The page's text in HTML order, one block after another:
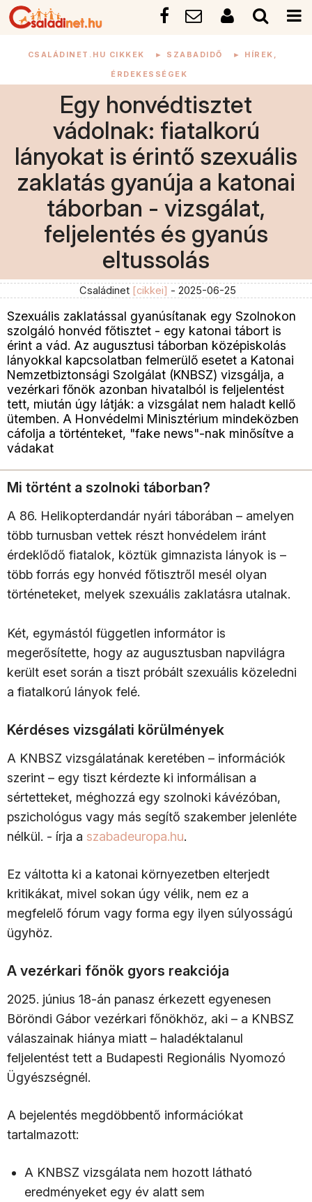
CSALÁDINET.HU CIKKEK ► SZABADIDŐ ► HÍREK,
ÉRDEKESSÉGEK
Egy honvédtisztet
vádolnak: fiatalkorú
lányokat is érintő szexuális
zaklatás gyanúja a katonai
táborban - vizsgálat,
feljelentés és gyanús
eltussolás
Családinet [cikkei] - 2025-06-25
Szexuális zaklatással gyanúsítanak egy Szolnokon
szolgáló honvéd főtisztet - egy katonai tábort is
érint a vád. Az augusztusi táborban középiskolás
lányokkal kapcsolatban felmerülő esetet a Katonai
Nemzetbiztonsági Szolgálat (KNBSZ) vizsgálja, a
vezérkari főnök azonban hivatalból is feljelentést
tett, miután úgy látják: a vizsgálat nem haladt kellő
ütemben. A Honvédelmi Minisztérium mindeközben
cáfolja a történteket, "fake news"-nak minősítve a
vádakat
Mi történt a szolnoki táborban?
A 86. Helikopterdandár nyári táborában – amelyen
több turnusban vettek részt honvédelem iránt
érdeklődő fiatalok, köztük gimnazista lányok is –
több forrás egy honvéd főtisztről mesél olyan
történeteket, melyek szexuális zaklatásra utalnak.
Két, egymástól független informátor is
megerősítette, hogy az augusztusban napvilágra
került eset során a tiszt próbált szexuális közeledni
a fiatalkorú lányok felé.
Kérdéses vizsgálati körülmények
A KNBSZ vizsgálatának keretében – információk
szerint – egy tiszt kérdezte ki informálisan a
sértetteket, méghozzá egy szolnoki kávézóban,
pszichológus vagy más segítő szakember jelenléte
nélkül. - írja a szabadeuropa.hu.
Ez váltotta ki a katonai környezetben elterjedt
kritikákat, mivel sokan úgy vélik, nem ez a
megfelelő fórum vagy forma egy ilyen súlyosságú
ügyhöz.
A vezérkari főnök gyors reakciója
2025. június 18-án panasz érkezett egyenesen
Böröndi Gábor vezérkari főnökhöz, aki – a KNBSZ
válaszainak hiánya miatt – haladéktalanul
feljelentést tett a Budapesti Regionális Nyomozó
Ügyészségnél.
A bejelentés megdöbbentő információkat
tartalmazott:
A KNBSZ vizsgálata nem hozott látható
eredményeket egy év alatt sem